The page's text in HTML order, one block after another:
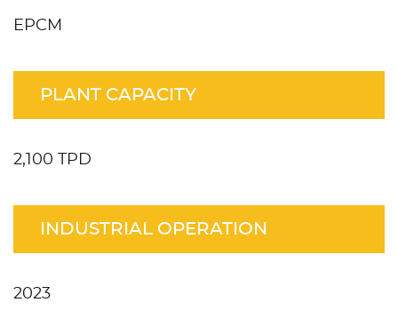
EPCM
PLANT CAPACITY
2,100 TPD
INDUSTRIAL OPERATION
2023